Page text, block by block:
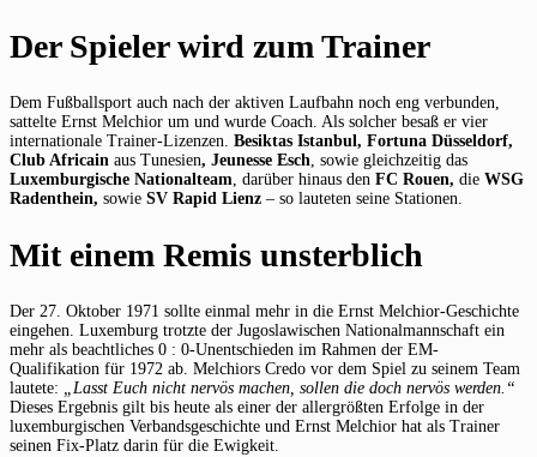
Der Spieler wird zum Trainer
Dem Fußballsport auch nach der aktiven Laufbahn noch eng verbunden,
sattelte Ernst Melchior um und wurde Coach. Als solcher besaß er vier
internationale Trainer-Lizenzen. Besiktas Istanbul, Fortuna Düsseldorf,
Club Africain aus Tunesien, Jeunesse Esch , sowie gleichzeitig das
Luxemburgische Nationalteam , darüber hinaus den FC Rouen, die WSG
Radenthein, sowie SV Rapid Lienz – so lauteten seine Stationen.
Mit einem Remis unsterblich
Der 27. Oktober 1971 sollte einmal mehr in die Ernst Melchior-Geschichte
eingehen. Luxemburg trotzte der Jugoslawischen Nationalmannschaft ein
mehr als beachtliches 0 : 0-Unentschieden im Rahmen der EM-
Qualifikation für 1972 ab. Melchiors Credo vor dem Spiel zu seinem Team
lautete: „Lasst Euch nicht nervös machen, sollen die doch nervös werden.“
Dieses Ergebnis gilt bis heute als einer der allergrößten Erfolge in der
luxemburgischen Verbandsgeschichte und Ernst Melchior hat als Trainer
seinen Fix-Platz darin für die Ewigkeit.